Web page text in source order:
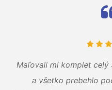
Maľovali mi komplet
a všetko prebehlo